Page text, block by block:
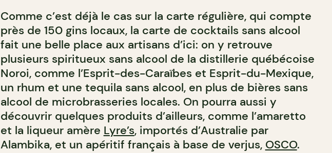
Comme c’est déjà le cas sur la carte régulière, qui compte
près de 150 gins locaux, la carte de cocktails sans alcool
fait une belle place aux artisans d’ici: on y retrouve
plusieurs spiritueux sans alcool de la distillerie québécoise
Noroi, comme l’Esprit-des-Caraïbes et Esprit-du-Mexique,
un rhum et une tequila sans alcool, en plus de bières sans
alcool de microbrasseries locales. On pourra aussi y
découvrir quelques produits d’ailleurs, comme l’amaretto
et la liqueur amère Lyre’s, importés d’Australie par
Alambika, et un apéritif français à base de verjus, OSCO.